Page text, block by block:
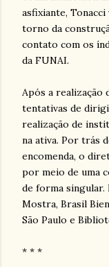
asfixiante,
torno da
contato com os
da FUNAI.
Após a realização
tentativas de
realização de
na ativa. Por trás
encomenda, o
por meio de uma
de forma singular.
Mostra, Brasil
São Paulo e
* * *